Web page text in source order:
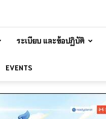
ระเบียบ และข้อปฏิบัติ
EVENTS